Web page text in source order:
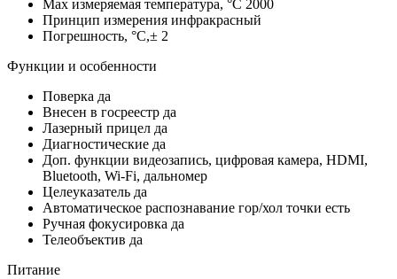
Max измеряемая температура, °С 2000
Принцип измерения инфракрасный
Погрешность, °C,± 2
Функции и особенности
Поверка да
Внесен в госреестр да
Лазерный прицел да
Диагностические да
Доп. функции видеозапись, цифровая камера, HDMI,
Bluetooth, Wi-Fi, дальномер
Целеуказатель да
Автоматическое распознавание гор/хол точки есть
Ручная фокусировка да
Телеобъектив да
Питание